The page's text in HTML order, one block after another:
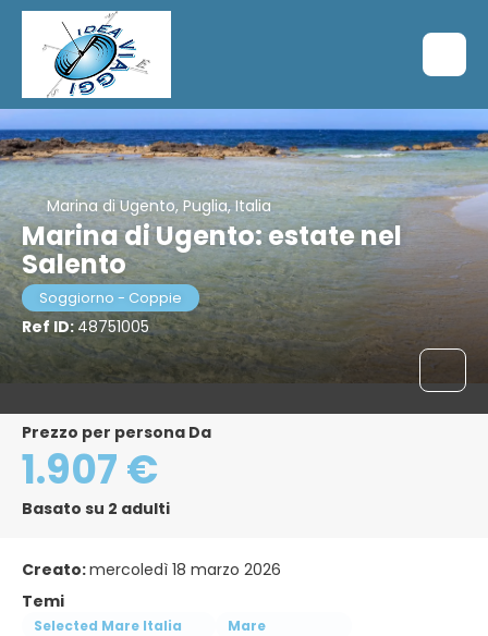
Marina di Ugento, Puglia, Italia
Marina di Ugento: estate nel
Salento
Soggiorno - Coppie
Ref ID:48751005
Prezzo per persona Da
1.907 €
Basato su 2 adulti
Creato:mercoledì 18 marzo 2026
Temi
Selected Mare Italia
Mare